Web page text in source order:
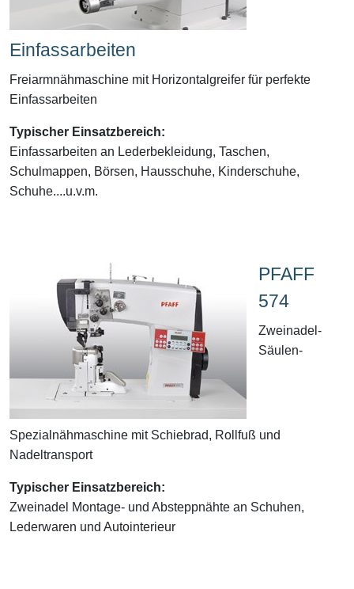
Einfassarbeiten
Freiarmnähmaschine mit Horizontalgreifer für perfekte
Einfassarbeiten
Typischer Einsatzbereich:
Einfassarbeiten an Lederbekleidung, Taschen,
Schulmappen, Börsen, Hausschuhe, Kinderschuhe,
Schuhe....u.v.m.
PFAFF
574
Zweinadel-
Säulen-
Spezialnähmaschine mit Schiebrad, Rollfuß und
Nadeltransport
Typischer Einsatzbereich:
Zweinadel Montage- und Absteppnähte an Schuhen,
Lederwaren und Autointerieur